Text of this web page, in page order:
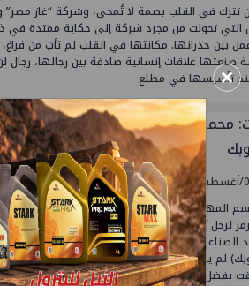
تترك في القلب بصمة لا تُمحى، وشركة “غاز مصر”
التي تحولت من مجرد شركة إلى حكاية ممتدة في
بين جدرانها. مكانتها في القلب لم تأتِ من
صنعتها علاقات إنسانية صادقة بين رجالها، رجال
تأسيسها في مطلع
محمد بدر.. الرجل الذي جعل للصعيد
المهندس محمد بدر الدين، لا يُستحضر فقط
لرجل آمن بأهمية التنمية المتوازنة، وأدار
الصناعي والاقتصادي. مشروع شركة أسيوط
لم يكن مجرد مجمع تكرير، بل حلمًا طال انتظاره
بفضل
×